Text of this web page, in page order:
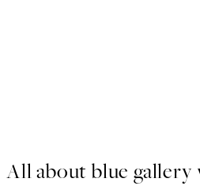
All about blue gallery